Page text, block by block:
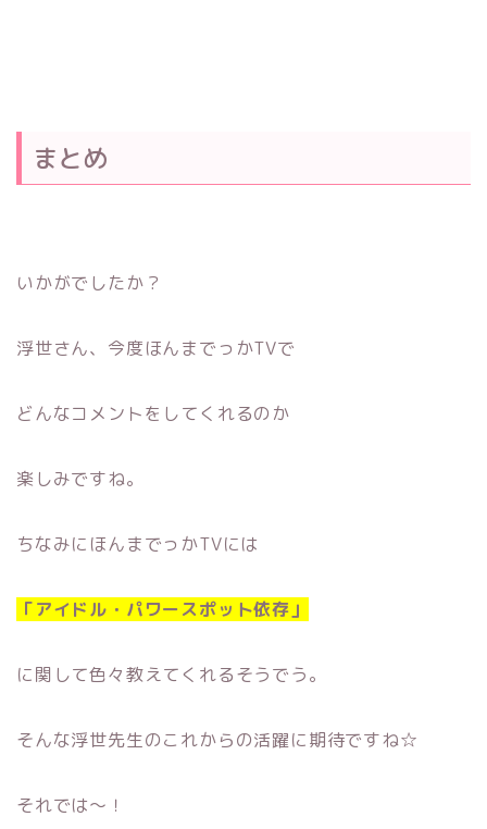
まとめ
いかがでしたか？
浮世さん、今度ほんまでっかTVで
どんなコメントをしてくれるのか
楽しみですね。
ちなみにほんまでっかTVには
「アイドル・パワースポット依存」
に関して色々教えてくれるそうでう。
そんな浮世先生のこれからの活躍に期待ですね☆
それでは〜！